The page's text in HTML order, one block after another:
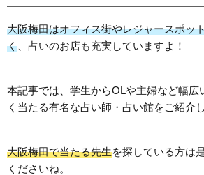
大阪梅田はオフィス街やレジャースポッ
く 、占いのお店も充実していますよ！
本記事では、学生からOLや主婦など幅広
く当たる有名な占い師・占い館をご紹介し
大阪梅田で当たる先生を探している方は
くださいね。